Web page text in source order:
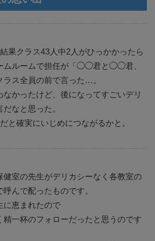
果クラス43人中2人がひっかかったら
ムルームで担任が「◯◯君と◯◯君、
ラス全員の前で言った…。
なかったけど、後になってすごいデリ
なと思った。
と確実にいじめにつながるかと。
健室の先生がデリカシーなく各教室の
んで配ったものです。
に恵まれたので
精一杯のフォローだったと思うのです